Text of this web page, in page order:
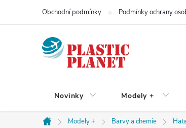
Obchodní podmínky Podmínky ochrany
Novinky Modely +
Modely + Barvy a chemie